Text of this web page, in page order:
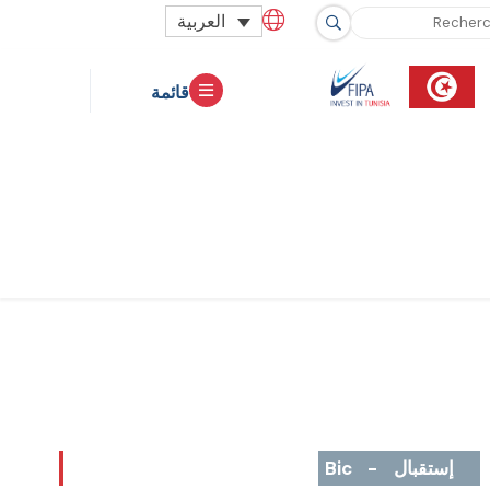
العربية
قائمة
إستقبال -
Bic